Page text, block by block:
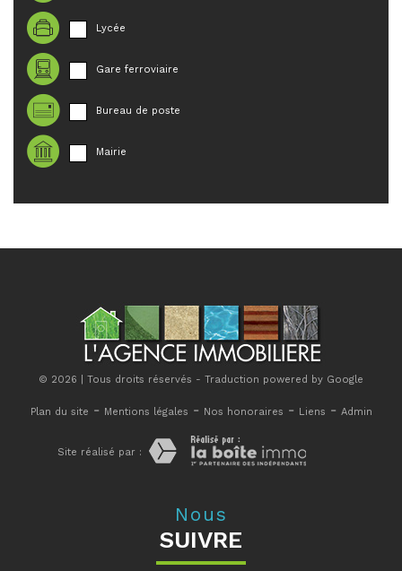
Lycée
Gare ferroviaire
Bureau de poste
Mairie
© 2026 | Tous droits réservés - Traduction powered by Google
Plan du site - Mentions légales - Nos honoraires - Liens - Admin
Site réalisé par :
Nous
SUIVRE